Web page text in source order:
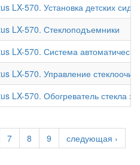
LX-570. Установка детских
LX-570. Стеклоподъемники
LX-570. Система
LX-570. Управление
LX-570. Обогреватель стекла
7 8 9
следующая ›